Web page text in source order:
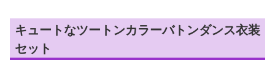
キュートなツートンカラーバトンダンス衣装
セット